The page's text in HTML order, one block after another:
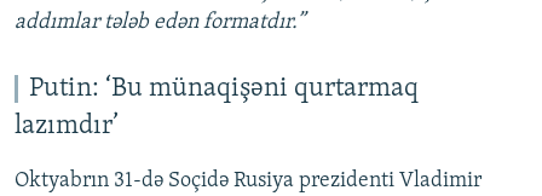
addımlar tələb edən formatdır.”
Putin: ‘Bu münaqişəni qurtarmaq
lazımdır’
Oktyabrın 31-də Soçidə Rusiya prezidenti Vladimir